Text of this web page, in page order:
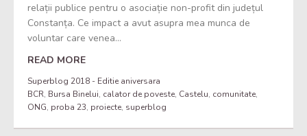
relații publice pentru o asociație non-profit din județul
Constanța. Ce impact a avut asupra mea munca de
voluntar care venea...
READ MORE
Superblog 2018 - Editie aniversara
BCR, Bursa Binelui, calator de poveste, Castelu, comunitate,
ONG, proba 23, proiecte, superblog